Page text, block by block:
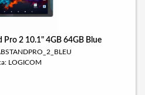
Pro 2 10.1" 4GB 64GB Blue
LOGICOM